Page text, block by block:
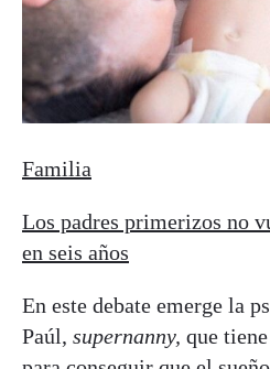
Familia
Los padres primerizos no
en seis años
En este debate emerge la
Paúl, supernanny, que